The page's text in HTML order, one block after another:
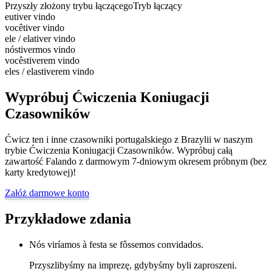
Przyszły złożony trybu łączącegoTryb łączący
eutiver vindo
vocêtiver vindo
ele / elativer vindo
nóstivermos vindo
vocêstiverem vindo
eles / elastiverem vindo
Wypróbuj Ćwiczenia Koniugacji
Czasowników
Ćwicz ten i inne czasowniki portugalskiego z Brazylii w naszym
trybie Ćwiczenia Koniugacji Czasowników. Wypróbuj całą
zawartość Falando z darmowym 7-dniowym okresem próbnym (bez
karty kredytowej)!
Załóż darmowe konto
Przykładowe zdania
Nós viríamos à festa se fôssemos convidados.
Przyszlibyśmy na imprezę, gdybyśmy byli zaproszeni.